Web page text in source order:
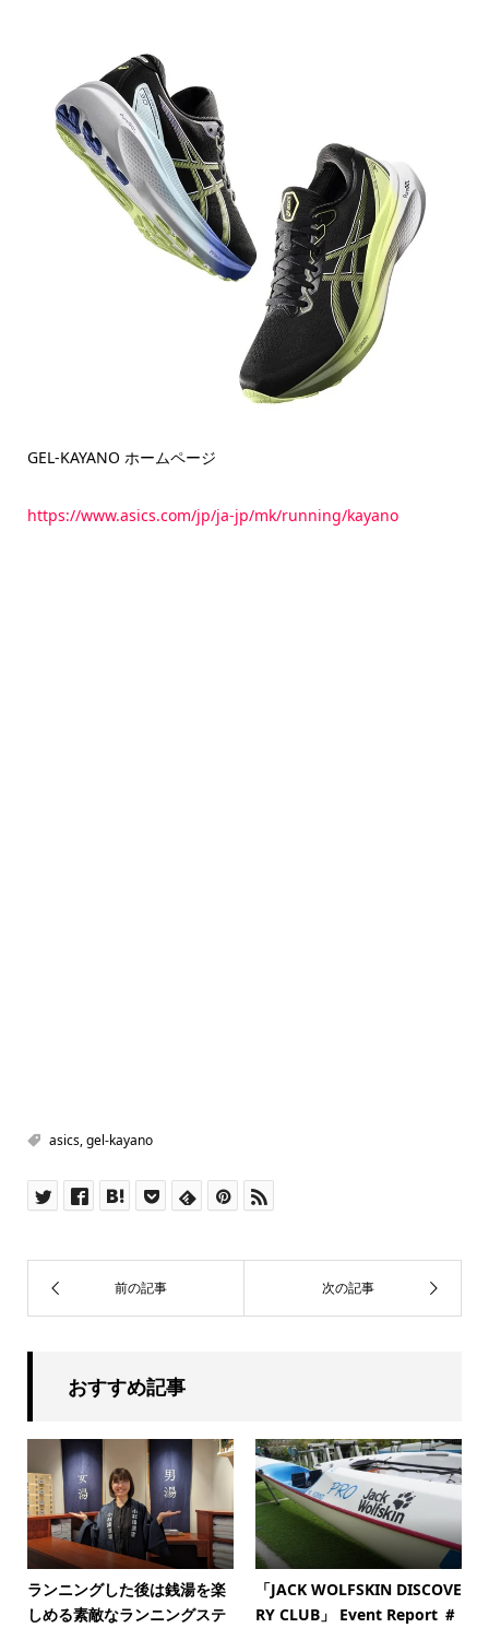
GEL-KAYANO ホームページ
https://www.asics.com/jp/ja-jp/mk/running/kayano
asics,gel-kayano
おすすめ記事
ランニングした後は銭湯を楽
しめる素敵なランニングステ
「JACK WOLFSKIN DISCOVE
RY CLUB」 Event Report ＃